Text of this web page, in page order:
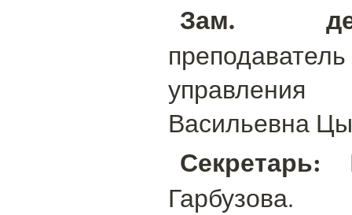
Зам.
Васильевна
Секретарь:
Гарбузова.